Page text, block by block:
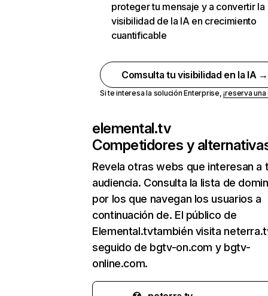
proteger tu mensaje y a convertir la
visibilidad de la IA en crecimiento
cuantificable
Comsulta tu visibilidad en la IA →
Si te interesa la solución Enterprise,¡reserva
elemental.tv
Competidores y
Revela otras webs que interesan a
audiencia. Consulta la lista de
por los que navegan los usuarios a
continuación de. El público de
Elemental.tvtambién visita
seguido de bgtv-on.com y bgtv-
online.com.